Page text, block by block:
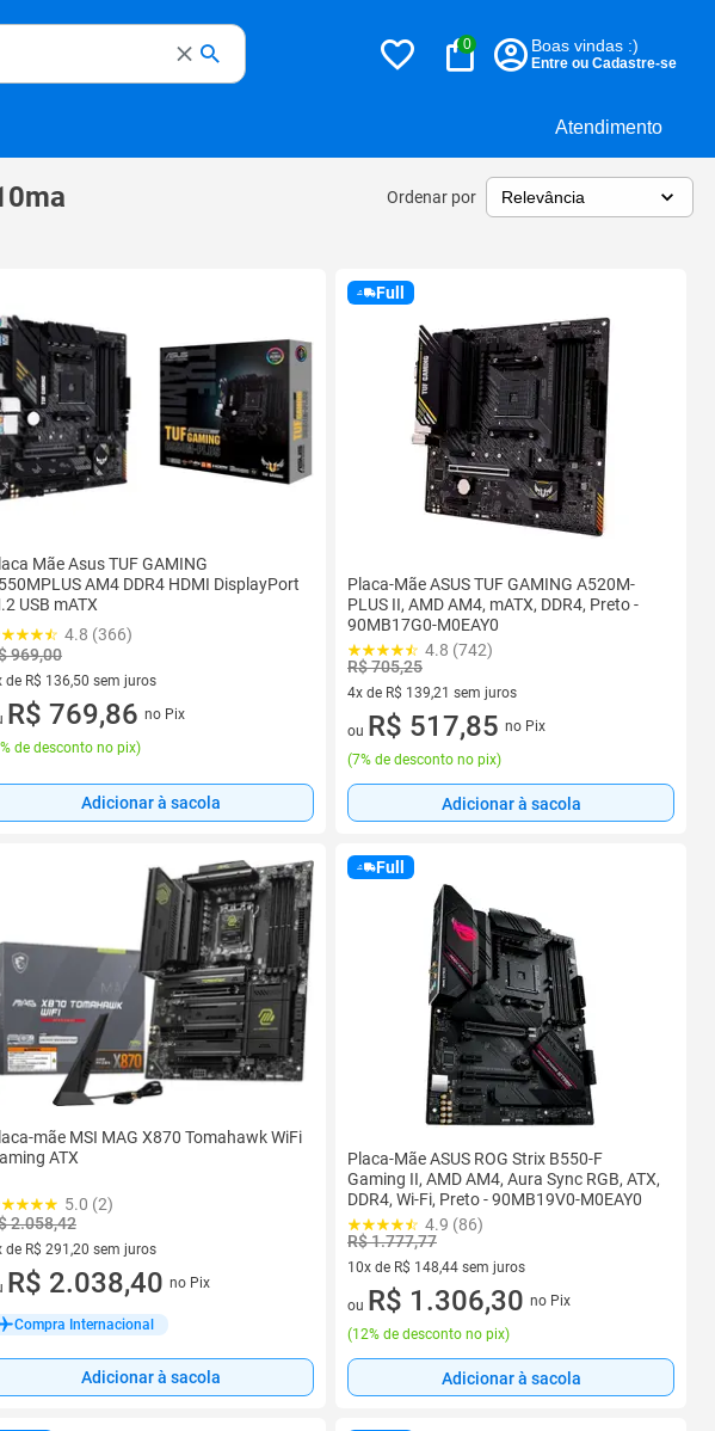
Atendimento
0 Boas vindas :)
Entre ou Cadastre-se
Ordenar por
Mãe Asus TUF GAMING
AM4 DDR4 HDMI DisplayPort
USB mATX
4.8 (366)
969,00
de R$ 136,50 sem juros
vez de R$ 136,50 sem juros
R$ 769,86 no Pix
de desconto no pix)
Adicionar à sacola
Full
Placa-Mãe ASUS TUF GAMING A520M-
PLUS II, AMD AM4, mATX, DDR4, Preto -
90MB17G0-M0EAY0
4.8 (742)
R$ 705,25
4x de R$ 139,21 sem juros
4 vez de R$ 139,21 sem juros
ou R$ 517,85 no Pix
(7% de desconto no pix)
Adicionar à sacola
mãe MSI MAG X870 Tomahawk WiFi
ATX
5.0 (2)
2.058,42
de R$ 291,20 sem juros
vez de R$ 291,20 sem juros
R$ 2.038,40 no Pix
Compra Internacional
Adicionar à sacola
Full
Placa-Mãe ASUS ROG Strix B550-F
Gaming II, AMD AM4, Aura Sync RGB, ATX,
DDR4, Wi-Fi, Preto - 90MB19V0-M0EAY0
4.9 (86)
R$ 1.777,77
10x de R$ 148,44 sem juros
10 vez de R$ 148,44 sem juros
ou R$ 1.306,30 no Pix
(12% de desconto no pix)
Adicionar à sacola